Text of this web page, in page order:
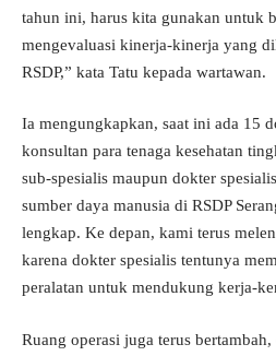
tahun ini, harus kita gunakan untuk
mengevaluasi kinerja-kinerja yang
RSDP,” kata Tatu kepada wartawan.
Ia mengungkapkan, saat ini ada 15
konsultan para tenaga kesehatan
sub-spesialis maupun dokter
sumber daya manusia di RSDP
lengkap. Ke depan, kami terus
karena dokter spesialis tentunya
peralatan untuk mendukung kerja-
Ruang operasi juga terus